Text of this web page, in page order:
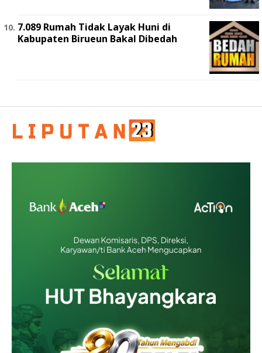
7.089 Rumah Tidak Layak Huni di
Kabupaten Birueun Bakal Dibedah